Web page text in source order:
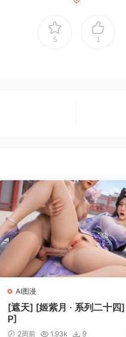
5 1
AI图漫
[遮天] [姬紫月 · 系列二十四
P]
2周前 1.93k 9